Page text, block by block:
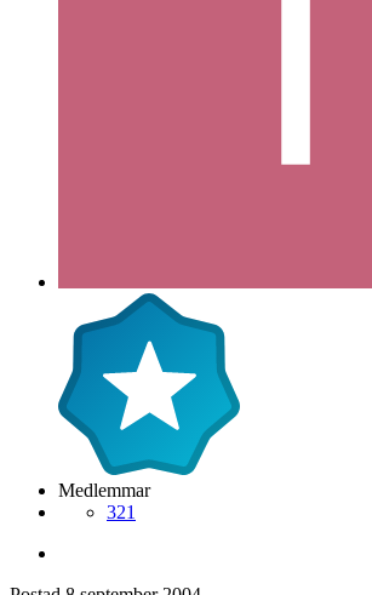
Medlemmar
321